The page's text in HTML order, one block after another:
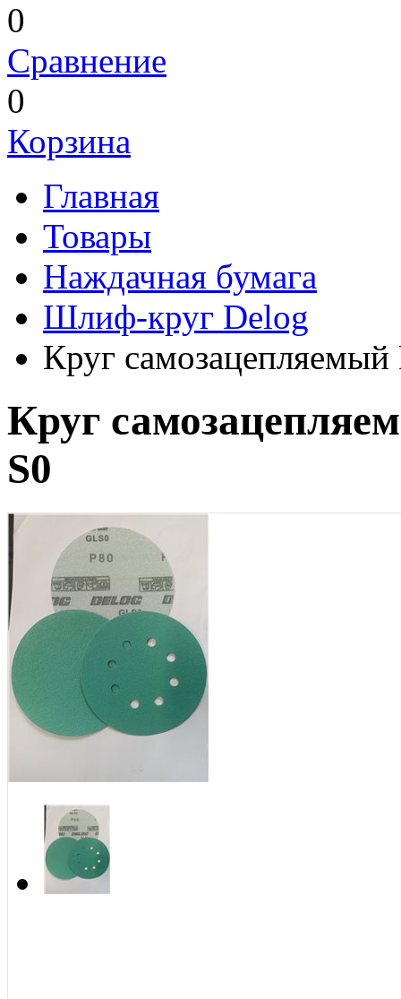
0
Сравнение
0
Корзина
Главная
Товары
Наждачная бумага
Шлиф-круг Delog
Круг
Круг
S0